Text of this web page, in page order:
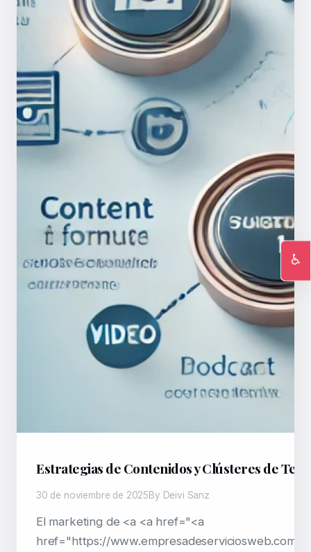
Estrategias de Contenidos y Clústeres de
30 de noviembre de 2025By Deivi Sanz
El marketing de <a <a href="<a
href="https://www.empresadeserviciosweb.com/
♿